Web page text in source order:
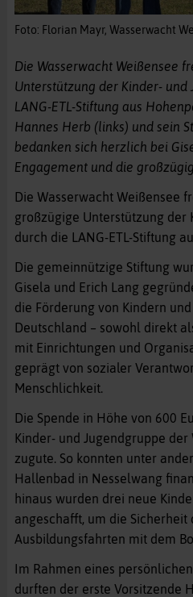
Foto: Florian Mayr, Wasserwacht
Die Wasserwacht Weißensee
Unterstützung der Kinder- und
LANG-ETL-Stiftung aus
Hannes Herb (links) und sein
bedanken sich herzlich bei
Engagement und die
Die Wasserwacht Weißensee
großzügige Unterstützung der
durch die LANG-ETL-Stiftung
Die gemeinnützige Stiftung
Gisela und Erich Lang
die Förderung von Kindern
Deutschland – sowohl direkt
mit Einrichtungen und
geprägt von sozialer
Menschlichkeit.
Die Spende in Höhe von 600
Kinder- und Jugendgruppe der
zugute. So konnten unter
Hallenbad in Nesselwang
hinaus wurden drei neue
angeschafft, um die Sicherheit
Ausbildungsfahrten mit dem
Im Rahmen eines
durften der erste Vorsitzende